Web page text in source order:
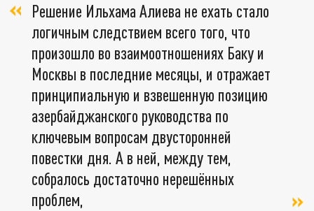
Решение Ильхама Алиева не ехать стало
логичным следствием всего того, что
произошло во взаимоотношениях Баку и
Москвы в последние месяцы, и отражает
принципиальную и взвешенную позицию
азербайджанского руководства по
ключевым вопросам двусторонней
повестки дня. А в ней, между тем,
собралось достаточно нерешённых
проблем,